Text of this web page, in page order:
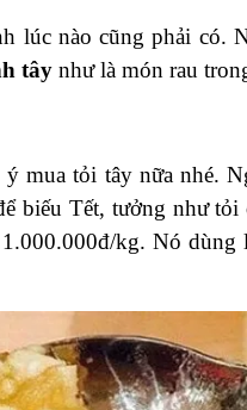
lúc nào cũng phải có.
tây như là món rau
mua tỏi tây nữa nhé.
biếu Tết, tưởng như
kg. Nó dùng